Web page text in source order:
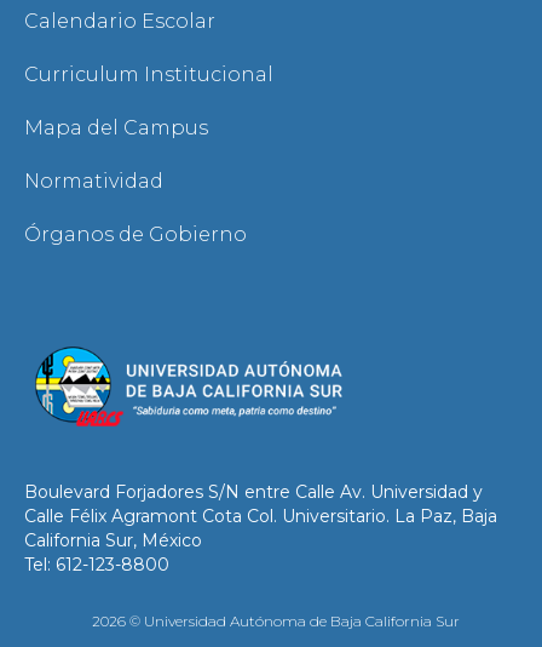
Calendario Escolar
Curriculum Institucional
Mapa del Campus
Normatividad
Órganos de Gobierno
Boulevard Forjadores S/N entre Calle Av. Universidad y
Calle Félix Agramont Cota Col. Universitario. La Paz, Baja
California Sur, México
Tel: 612-123-8800
2026 © Universidad Autónoma de Baja California Sur